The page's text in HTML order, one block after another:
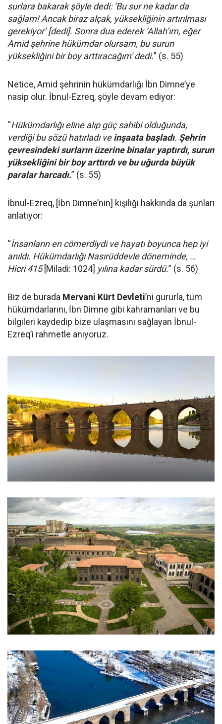
surlara bakarak şöyle dedi: ‘Bu sur ne kadar da
sağlam! Ancak biraz alçak, yüksekliğinin artırılması
gerekiyor’ [dedi]. Sonra dua ederek ‘Allah’ım, eğer
Amid şehrine hükümdar olursam, bu surun
yüksekliğini bir boy arttıracağım' dedi.” (s. 55)
Netice, Amid şehrinin hükümdarlığı İbn Dimne’ye
nasip olur. İbnul-Ezreq, şöyle devam ediyor:
“Hükümdarlığı eline alıp güç sahibi olduğunda,
verdiği bu sözü hatırladı veinşaata başladı. Şehrin
çevresindeki surların üzerine binalar yaptırdı, surun
yüksekliğini bir boy arttırdı ve bu uğurda büyük
paralar harcadı.” (s. 55)
İbnul-Ezreq, [İbn Dimne’nin] kişiliği hakkında da şunları
anlatıyor:
“İnsanların en cömerdiydi ve hayatı boyunca hep iyi
anıldı. Hükümdarlığı Nasırüddevle döneminde, …
Hicri 415[Miladi: 1024] yılına kadar sürdü.” (s. 56)
Biz de burada Mervani Kürt Devleti’ni gururla, tüm
hükümdarlarını, İbn Dimne gibi kahramanları ve bu
bilgileri kaydedip bize ulaşmasını sağlayan İbnul-
Ezreq’i rahmetle anıyoruz.